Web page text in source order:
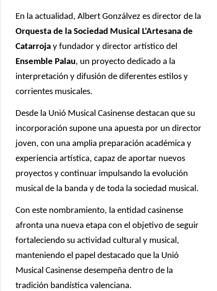
En la actualidad, Albert Gonzálvez es director de la
Orquesta de la Sociedad Musical L'Artesana de
Catarroja y fundador y director artístico del
Ensemble Palau, un proyecto dedicado a la
interpretación y difusión de diferentes estilos y
corrientes musicales.
Desde la Unió Musical Casinense destacan que su
incorporación supone una apuesta por un director
joven, con una amplia preparación académica y
experiencia artística, capaz de aportar nuevos
proyectos y continuar impulsando la evolución
musical de la banda y de toda la sociedad musical.
Con este nombramiento, la entidad casinense
afronta una nueva etapa con el objetivo de seguir
fortaleciendo su actividad cultural y musical,
manteniendo el papel destacado que la Unió
Musical Casinense desempeña dentro de la
tradición bandística valenciana.